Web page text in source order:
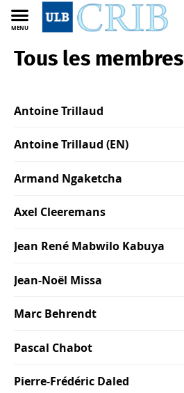
MENU
CRIB FR Membres
Tous les membres
Antoine Trillaud
Antoine Trillaud (EN)
Armand Ngaketcha
Axel Cleeremans
Jean René Mabwilo Kabuya
Jean-Noël Missa
Marc Behrendt
Pascal Chabot
Pierre-Frédéric Daled